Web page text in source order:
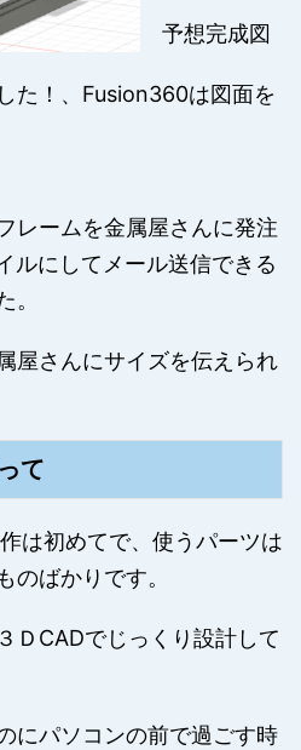
予想完成図
た！、Fusion360は図面を
レームを金属屋さんに発注
ルにしてメール送信できる
。
屋さんにサイズを伝えられ
て
は初めてで、使うパーツは
のばかりです。
ＤCADでじっくり設計して
にパソコンの前で過ごす時